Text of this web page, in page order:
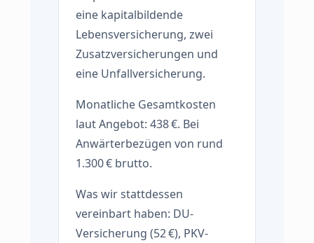
eine kapitalbildende
Lebensversicherung, zwei
Zusatzversicherungen und
eine Unfallversicherung.
Monatliche Gesamtkosten
laut Angebot: 438 €. Bei
Anwärterbezügen von rund
1.300 € brutto.
Was wir stattdessen
vereinbart haben: DU-
Versicherung (52 €), PKV-